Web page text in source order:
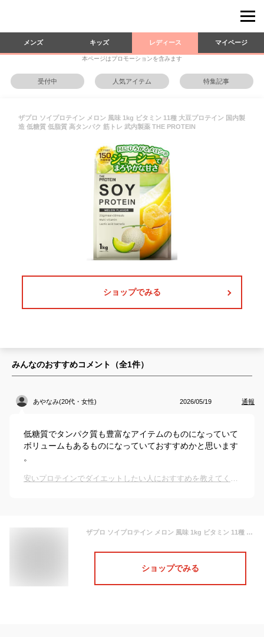
メンズ キッズ レディース マイページ
本ページはプロモーションを含みます
受付中 人気アイテム 特集記事
ザプロ ソイプロテイン メロン 風味 1kg ビタミン 11種 大豆プロテイン 国内製
造 低糖質 低脂質 高タンパク 筋トレ 武内製薬 THE PROTEIN
ショップでみる
みんなのおすすめコメント（全1件）
あやなみ(20代・女性) 2026/05/19 通報
低糖質でタンパク質も豊富なアイテムのものになっていて
ボリュームもあるものになっていておすすめかと思います
。
安いプロテインでダイエットしたい人におすすめを教えてください【低脂質重視】
ザプロ ソイプロテイン メロン 風味 1kg ビタミン 11種 大豆プロテイン 国内製造 低糖質 低脂質 高タンパク 筋トレ 武内製薬 THE PROTEIN
ショップでみる